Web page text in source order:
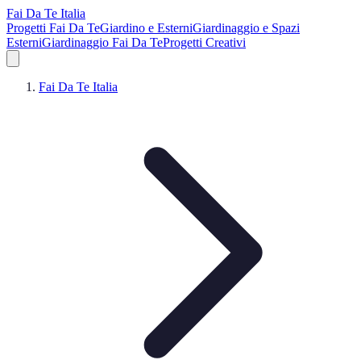
Fai Da Te Italia
Progetti Fai Da TeGiardino e EsterniGiardinaggio e Spazi
EsterniGiardinaggio Fai Da TeProgetti Creativi
Fai Da Te Italia